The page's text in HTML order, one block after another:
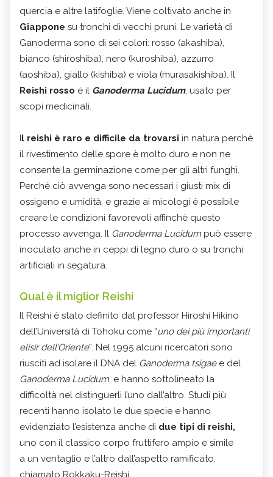
quercia e altre latifoglie. Viene coltivato anche in
Giappone su tronchi di vecchi pruni. Le varietà di
Ganoderma sono di sei colori: rosso (akashiba),
bianco (shiroshiba), nero (kuroshiba), azzurro
(aoshiba), giallo (kishiba) e viola (murasakishiba). Il
Reishi rosso è il Ganoderma Lucidum, usato per
scopi medicinali.
Il reishi è raro e difficile da trovarsi in natura perché
il rivestimento delle spore è molto duro e non ne
consente la germinazione come per gli altri funghi.
Perché ciò avvenga sono necessari i giusti mix di
ossigeno e umidità, e grazie ai micologi è possibile
creare le condizioni favorevoli affinchè questo
processo avvenga. Il Ganoderma Lucidum può essere
inoculato anche in ceppi di legno duro o su tronchi
artificiali in segatura.
Qual è il miglior Reishi
Il Reishi è stato definito dal professor Hiroshi Hikino
dell’Università di Tohoku come “uno dei più importanti
elisir dell’Oriente”. Nel 1995 alcuni ricercatori sono
riusciti ad isolare il DNA del Ganoderma tsigaee del
Ganoderma Lucidum, e hanno sottolineato la
difficoltà nel distinguerli l’uno dall’altro. Studi più
recenti hanno isolato le due specie e hanno
evidenziato l’esistenza anche di due tipi di reishi,
uno con il classico corpo fruttifero ampio e simile
a un ventaglio e l’altro dall’aspetto ramificato,
chiamato Rokkaku-Reishi.